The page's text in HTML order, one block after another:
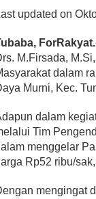
updated on
M.Firsada,
dalam
Murni, Kec.
dalam
Tim
menggelar
Rp52 ribu/
mengingat